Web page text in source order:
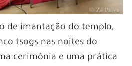
de imantação do templo,
tsogs nas noites do
cerimônia e uma prática